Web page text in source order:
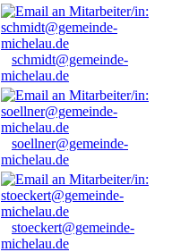
schmidt@gemeinde-
michelau.de
soellner@gemeinde-
michelau.de
stoeckert@gemeinde-
michelau.de